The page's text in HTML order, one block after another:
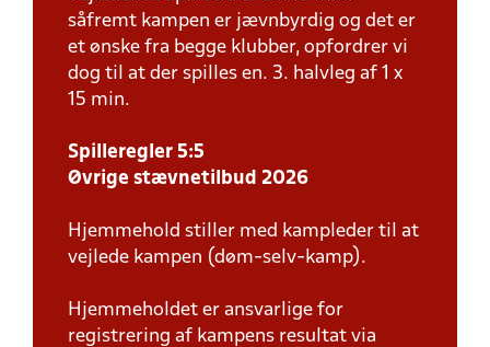
såfremt kampen er jævnbyrdig og det er
et ønske fra begge klubber, opfordrer vi
dog til at der spilles en. 3. halvleg af 1 x
15 min.
Spilleregler 5:5
Øvrige stævnetilbud 2026
Hjemmehold stiller med kampleder til at
vejlede kampen (døm-selv-kamp).
Hjemmeholdet er ansvarlige for
registrering af kampens resultat via